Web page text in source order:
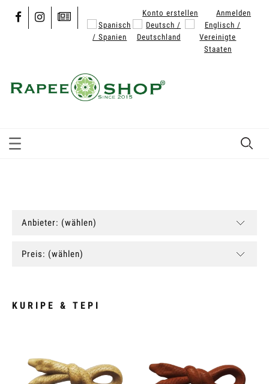
Konto erstellen Anmelden
Anbieter: (wählen)
Preis: (wählen)
KURIPE & TEPI